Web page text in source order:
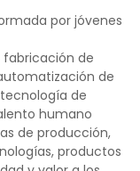
por jóvenes
fabricación de
de
de
humano
de producción,
productos